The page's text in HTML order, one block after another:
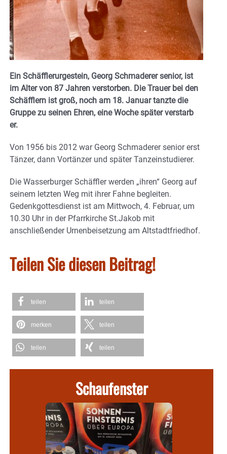
Ein Schäfflerurgestein, Georg Schmaderer senior, ist
im Alter von 87 Jahren verstorben. Die Trauer bei den
Schäfflern ist groß, noch am 18. Januar tanzte die
Gruppe zu seinen Ehren, eine Woche später verstarb
er.
Von 1956 bis 2012 war Georg Schmaderer senior erst
Tänzer, dann Vortänzer und später Tanzeinstudierer.
Die Wasserburger Schäffler werden „ihren“ Georg auf
seinem letzten Weg mit ihrer Fahne begleiten.
Gedenkgottesdienst ist am Mittwoch, 4. Februar, um
10.30 Uhr in der Pfarrkirche St.Jakob mit
anschließender Urnenbeisetzung am Altstadtfriedhof.
Teilen Sie diesen Beitrag!
teilen teilen
merken teilen
teilen teilen
Schaufenster